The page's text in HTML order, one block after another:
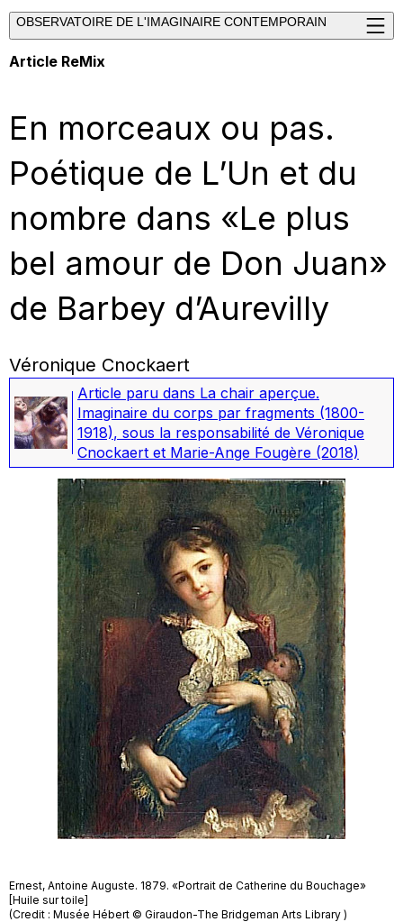
OBSERVATOIRE DE L'IMAGINAIRE CONTEMPORAIN
Article ReMix
En morceaux ou pas.
Poétique de L’Un et du
nombre dans «Le plus
bel amour de Don Juan»
de Barbey d’Aurevilly
Véronique Cnockaert
Article paru dans La chair aperçue.
Imaginaire du corps par fragments (1800-
1918), sous la responsabilité de Véronique
Cnockaert et Marie-Ange Fougère (2018)
Ernest, Antoine Auguste. 1879. «Portrait de Catherine du Bouchage»
[Huile sur toile]
(Credit : Musée Hébert © Giraudon-The Bridgeman Arts Library )